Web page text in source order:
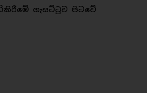
ගැසට්ටුව පිටවේ